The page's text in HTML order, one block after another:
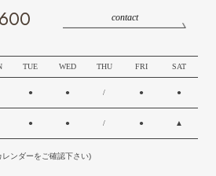
contact
TUE WED THU FRI SAT
● ● / ● ●
● ● / ● ▲
ンダーをご確認下さい)